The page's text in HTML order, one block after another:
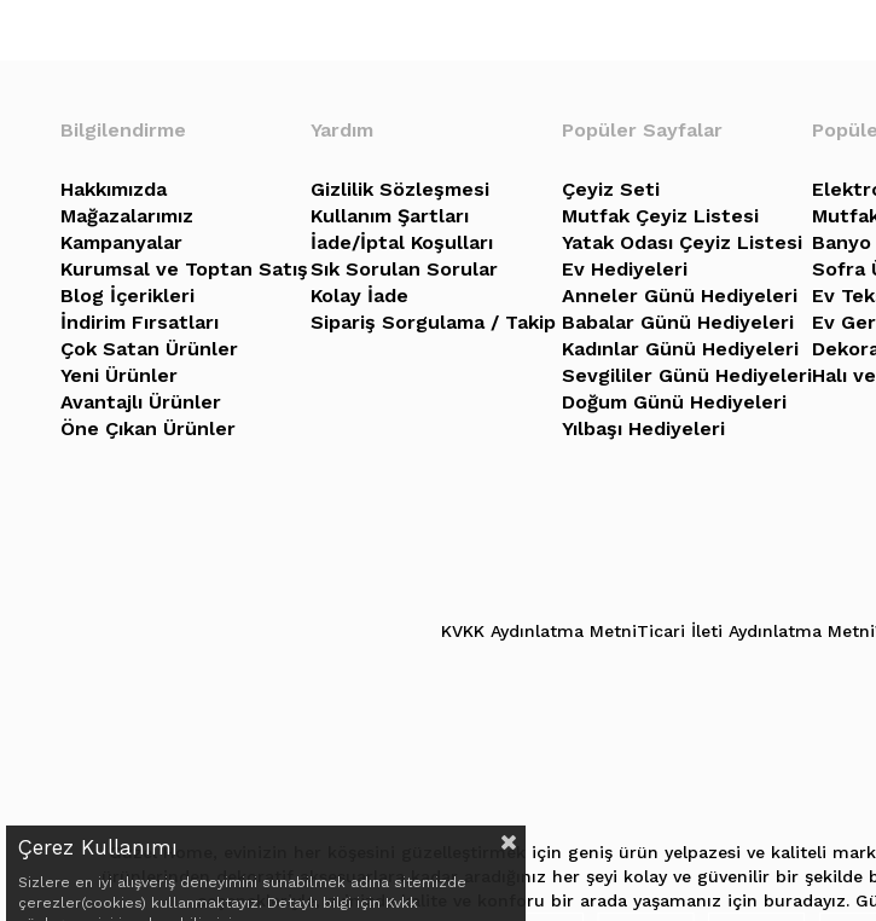
Bilgilendirme
Hakkımızda
Mağazalarımız
Kampanyalar
Kurumsal ve Toptan Satış
Blog İçerikleri
İndirim Fırsatları
Çok Satan Ürünler
Yeni Ürünler
Avantajlı Ürünler
Öne Çıkan Ürünler
Yardım
Gizlilik Sözleşmesi
Kullanım Şartları
İade/İptal Koşulları
Sık Sorulan Sorular
Kolay İade
Sipariş Sorgulama / Takip
Popüler Sayfalar
Çeyiz Seti
Mutfak Çeyiz Listesi
Yatak Odası Çeyiz Listesi
Ev Hediyeleri
Anneler Günü Hediyeleri
Babalar Günü Hediyeleri
Kadınlar Günü Hediyeleri
Sevgililer Günü Hediyeleri
Doğum Günü Hediyeleri
Yılbaşı Hediyeleri
Sofra
Ev
Ev
Halı
KVKK Aydınlatma MetniTicari İleti Aydınlatma Metni
Güzel Home, evinizin her köşesini güzelleştirmek için geniş ürün yelpazesi ve kaliteli
ürünlerinden dekoratif aksesuarlara kadar aradığınız her şeyi kolay ve güvenilir bir
seçenekleriyle, evinizde kalite ve konforu bir arada yaşamanız için buradayız.
Çerez Kullanımı
Sizlere en iyi alışveriş deneyimini sunabilmek adına sitemizde
çerezler(cookies) kullanmaktayız. Detaylı bilgi için Kvkk